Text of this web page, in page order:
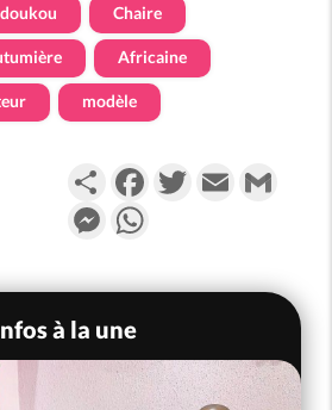
Chaire
Africaine
modèle
PartagerFacebookTwitterEmail
Messenger
à la une